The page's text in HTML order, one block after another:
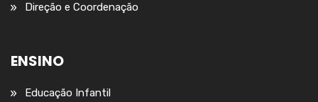
Direção e Coordenação
ENSINO
Educação Infantil